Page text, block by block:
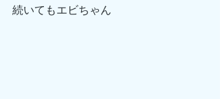
続いてもエビちゃん